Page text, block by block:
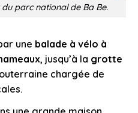
parc national de Ba Be.
une balade à vélo à
, jusqu’à la grotte
chargée de